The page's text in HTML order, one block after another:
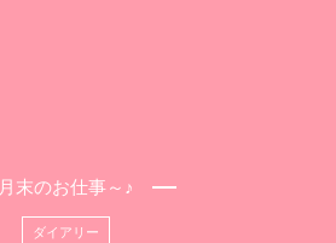
月末のお仕事～♪
ダイアリー